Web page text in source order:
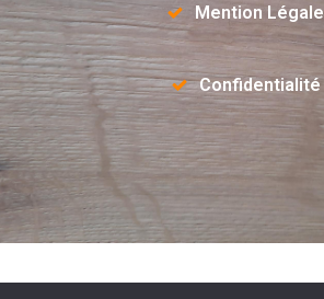
Mention Légale
Confidentialité